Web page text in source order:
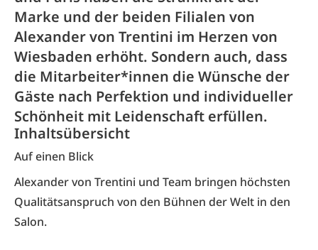
Marke und der beiden Filialen von
Alexander von Trentini im Herzen von
Wiesbaden erhöht. Sondern auch, dass
die Mitarbeiter*innen die Wünsche der
Gäste nach Perfektion und individueller
Schönheit mit Leidenschaft erfüllen.
Inhaltsübersicht
Auf einen Blick
Alexander von Trentini und Team bringen höchsten
Qualitätsanspruch von den Bühnen der Welt in den
Salon.